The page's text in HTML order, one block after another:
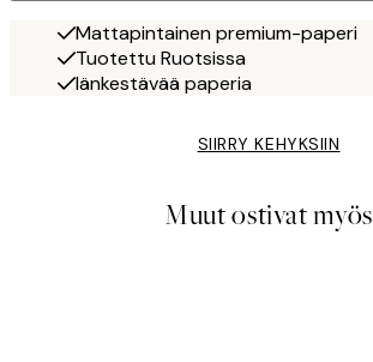
Mattapintainen premium-paperi
Tuotettu Ruotsissa
Iänkestävää paperia
SIIRRY KEHYKSIIN
Muut ostivat myös